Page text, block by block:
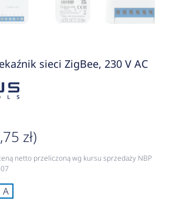
sieci ZigBee, 230 V AC
zł)
netto przeliczoną wg kursu sprzedaży NBP
A